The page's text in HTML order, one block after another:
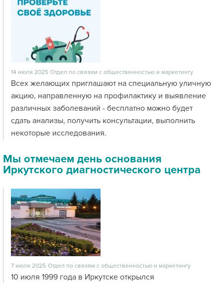
14 июля 2025 Отдел по связям с общественностью и маркетингу
Всех желающих приглашают на специальную уличную
акцию, направленную на профилактику и выявление
различных заболеваний - бесплатно можно будет
сдать анализы, получить консультации, выполнить
некоторые исследования.
Мы отмечаем день основания
Иркутского диагностического центра
7 июля 2025 Отдел по связям с общественностью и маркетингу
10 июля 1999 года в Иркутске открылся